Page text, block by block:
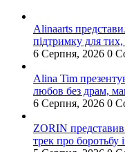
Alinaarts
підтримку для
6 Серпня, 2026 0
Alina Tim
любов без драм,
6 Серпня, 2026 0
ZORIN
трек про боротьбу